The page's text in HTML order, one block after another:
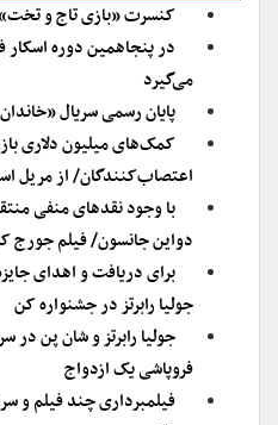
کنسرت «بازی تاج و
در پنجاهمین دوره اسکار
می‌گیرد
پایان رسمی سریال
کمک‌های میلیون دلاری
اعتصاب‌کنندگان/ از مریل
با وجود نقدهای منفی
دواین جانسون/ فیلم جورج
برای دریافت و اهدای
جولیا رابرتز در جشنواره کن
جولیا رابرتز و شان پن
فروپاشی یک ازدواج
فیلمبرداری چند فیلم و